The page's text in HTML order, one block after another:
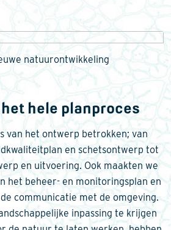
natuurontwikkeling
hele planproces
van het ontwerp betrokken; van
en schetsontwerp tot
en uitvoering. Ook maakten we
het beheer- en monitoringsplan en
communicatie met de omgeving.
inpassing te krijgen